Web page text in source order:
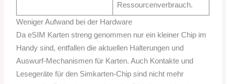
Ressourcenverbrauch.
Weniger Aufwand bei der Hardware
Da eSIM Karten streng genommen nur ein kleiner Chip im
Handy sind, entfallen die aktuellen Halterungen und
Auswurf-Mechanismen für Karten. Auch Kontakte und
Lesegeräte für den Simkarten-Chip sind nicht mehr